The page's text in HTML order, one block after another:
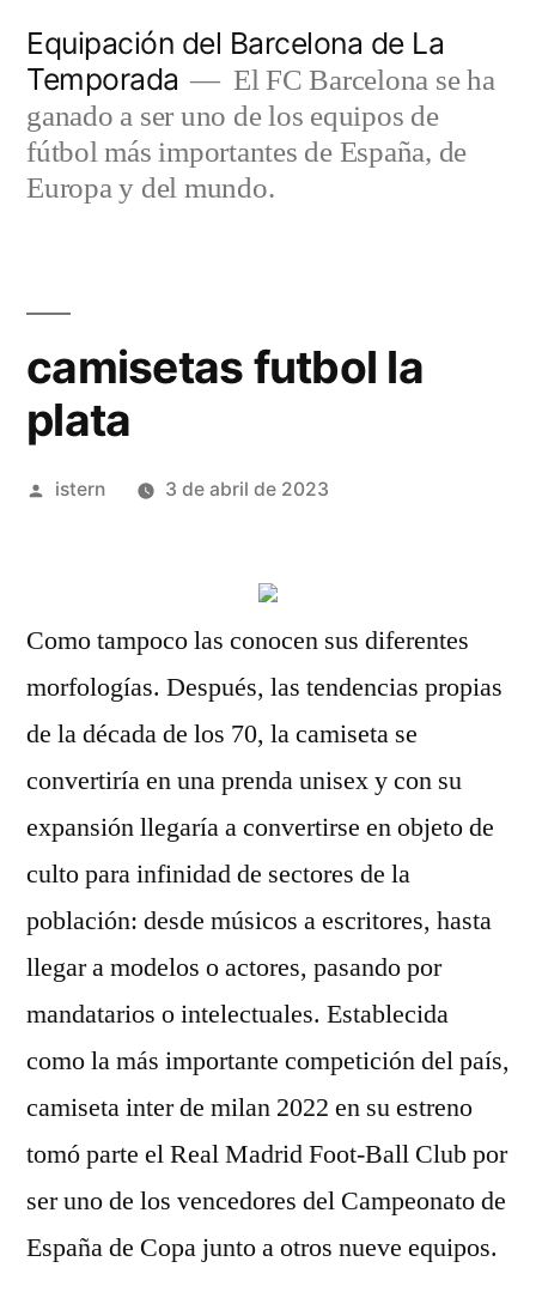
contenido
Equipación del Barcelona de La
Temporada
El FC Barcelona se ha
ganado a ser uno de los equipos de
fútbol más importantes de España, de
Europa y del mundo.
camisetas futbol la
plata
Publicado
istern 3 de abril de 2023
Como tampoco las conocen sus diferentes
morfologías. Después, las tendencias propias
de la década de los 70, la camiseta se
convertiría en una prenda unisex y con su
expansión llegaría a convertirse en objeto de
culto para infinidad de sectores de la
población: desde músicos a escritores, hasta
llegar a modelos o actores, pasando por
mandatarios o intelectuales. Establecida
como la más importante competición del país,
camiseta inter de milan 2022 en su estreno
tomó parte el Real Madrid Foot-Ball Club por
ser uno de los vencedores del Campeonato de
España de Copa junto a otros nueve equipos.